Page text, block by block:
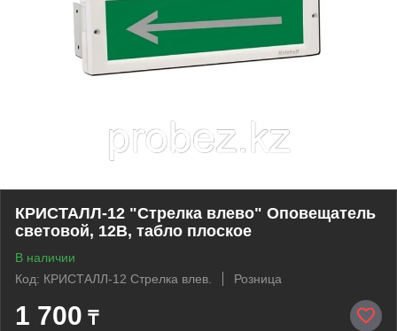
КРИСТАЛЛ-12 "Стрелка влево" Оповещатель
световой, 12В, табло плоское
В наличии
Код: КРИСТАЛЛ-12 Стрелка влев.
Розница
1 700 ₸